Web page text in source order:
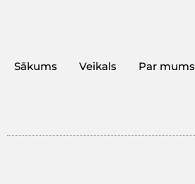
Sākums Veikals Par mums